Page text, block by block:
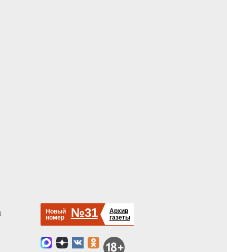
Новый
номер
№31
Архив
газеты